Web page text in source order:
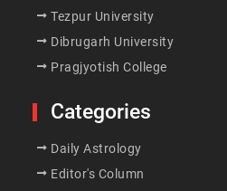
Tezpur University
Dibrugarh University
Pragjyotish College
Categories
Daily Astrology
Editor's Column